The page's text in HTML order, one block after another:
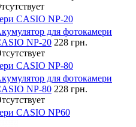
CASIO NP-20
для фотокамери
NP-20 228 грн.
CASIO NP-80
для фотокамери
NP-80 228 грн.
CASIO NP60